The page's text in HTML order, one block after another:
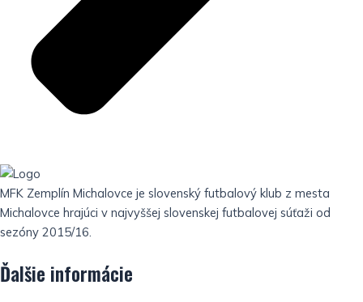
MFK Zemplín Michalovce je slovenský futbalový klub z mesta
Michalovce hrajúci v najvyššej slovenskej futbalovej súťaži od
sezóny 2015/16.
Ďalšie informácie